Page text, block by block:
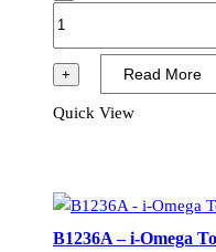
i-
Omega
EH
WPA
+ Read More
Quick View
B1236A – i-Omega